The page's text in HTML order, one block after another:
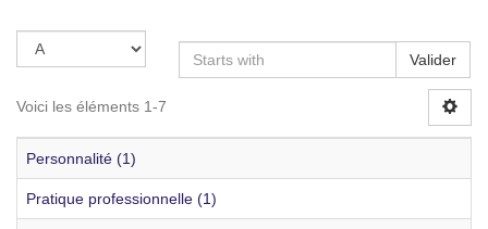
Valider
Voici les éléments 1-7
Personnalité (1)
Pratique professionnelle (1)